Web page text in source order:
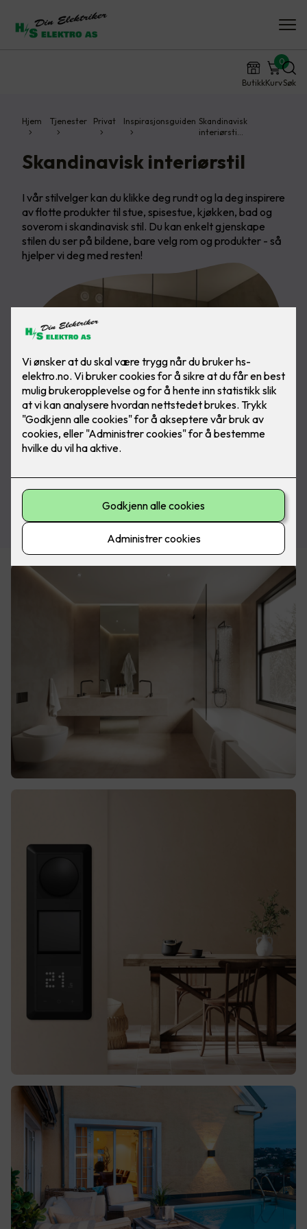
ButikkKurv
0
Søk
Hjem Tjenester Privat Inspirasjonsguiden Skandinavisk
interiørsti…
Skandinavisk interiørstil
I vår stilvelger kan du klikke deg rundt og la deg inspirere
av flotte produkter til stue, spisestue, kjøkken, bad og
soverom i skandinavisk stil. Du kan enkelt gjenskape
stilen du ser på bildene, bare velg rom og produkter - så
hjelper vi deg med resten!